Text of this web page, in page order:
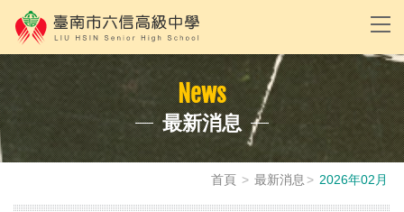
News
最新消息
首頁 最新消息 2026年02月